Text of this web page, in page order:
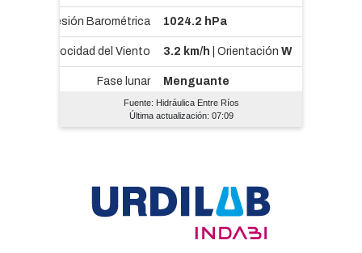
Fuente: Hidráulica Entre Ríos
Última actualización: 07:09